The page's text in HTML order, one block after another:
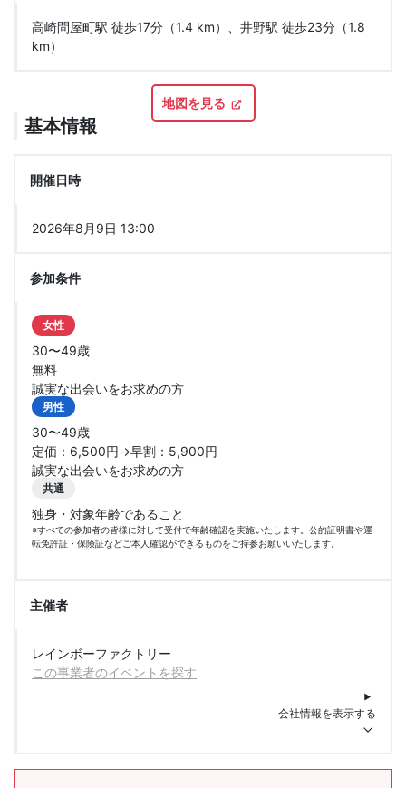
高崎問屋町駅 徒歩17分（1.4 km）、井野駅 徒歩23分（1.8
km）
地図を見る
基本情報
開催日時
2026年8月9日 13:00
参加条件
女性
30〜49歳
無料
誠実な出会いをお求めの方
男性
30〜49歳
定価：6,500円→早割：5,900円
誠実な出会いをお求めの方
共通
独身・対象年齢であること
※すべての参加者の皆様に対して受付で年齢確認を実施いたします。公的証明書や運
転免許証・保険証などご本人確認ができるものをご持参お願いいたします。
主催者
レインボーファクトリー
この事業者のイベントを探す
会社情報を表示する